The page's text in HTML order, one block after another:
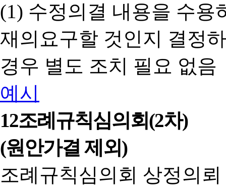
(1) 수정의결 내용을 수용
재의요구할 것인지 결정
경우 별도 조치 필요 없음
예시
12조례규칙심의회(2차)
(원안가결 제외)
조례규칙심의회 상정의